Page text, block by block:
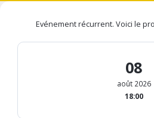
Evénement récurrent. Voici le
08
août 2026
18:00